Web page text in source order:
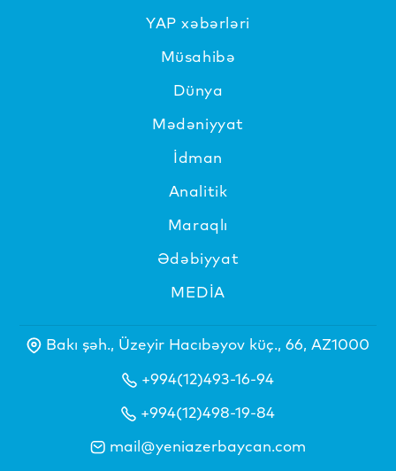
YAP xəbərləri
Müsahibə
Dünya
Mədəniyyat
İdman
Analitik
Maraqlı
Ədəbiyyat
MEDİA
Bakı şəh., Üzeyir Hacıbəyov küç., 66, AZ1000
+994(12)493-16-94
+994(12)498-19-84
mail@yeniazerbaycan.com